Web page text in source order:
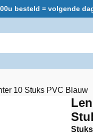
besteld = volgende
10 Stuks PVC Blauw
Stuks